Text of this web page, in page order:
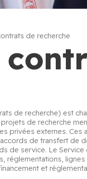
de recherche
de recherche) est
de recherche
privées externes.
de transfert de
de service. Le
réglementations,
et